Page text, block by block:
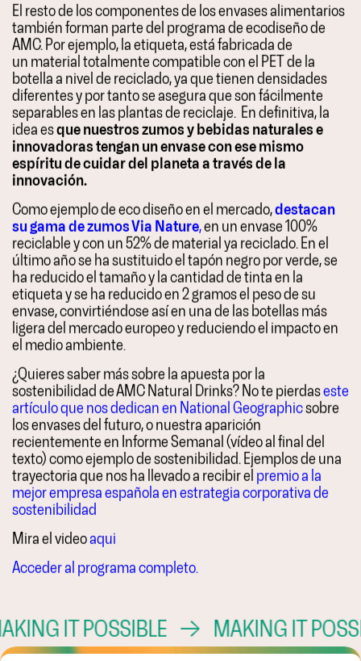
El resto de los componentes de los envases alimentarios
también forman parte del programa de ecodiseño de
AMC. Por ejemplo, la etiqueta, está fabricada de
un material totalmente compatible con el PET de la
botella a nivel de reciclado, ya que tienen densidades
diferentes y por tanto se asegura que son fácilmente
separables en las plantas de reciclaje. En definitiva, la
idea esque nuestros zumos y bebidas naturales e
innovadoras tengan un envase con ese mismo
espíritu de cuidar del planeta a través de la
innovación.
Como ejemplo de eco diseño en el mercado,destacan
su gama de zumos Via Nature,en un envase 100%
reciclable y con un 52% de material ya reciclado. En el
último año se ha sustituido el tapón negro por verde, se
ha reducido el tamaño y la cantidad de tinta en la
etiqueta y se ha reducido en 2 gramos el peso de su
envase, convirtiéndose así en una de las botellas más
ligera del mercado europeo y reduciendo el impacto en
el medio ambiente.
¿Quieres saber más sobre la apuesta por la
sostenibilidad de AMC Natural Drinks? No te pierdaseste
artículo que nos dedican en National Geographicsobre
los envases del futuro, o nuestra aparición
recientemente en Informe Semanal (vídeo al final del
texto) como ejemplo de sostenibilidad. Ejemplos de una
trayectoria que nos ha llevado a recibir el premio a la
mejor empresa española en estrategia corporativa de
sostenibilidad
Mira el videoaqui
Acceder al programa completo.
IT POSSIBLE → MAKING IT POSSIBLE